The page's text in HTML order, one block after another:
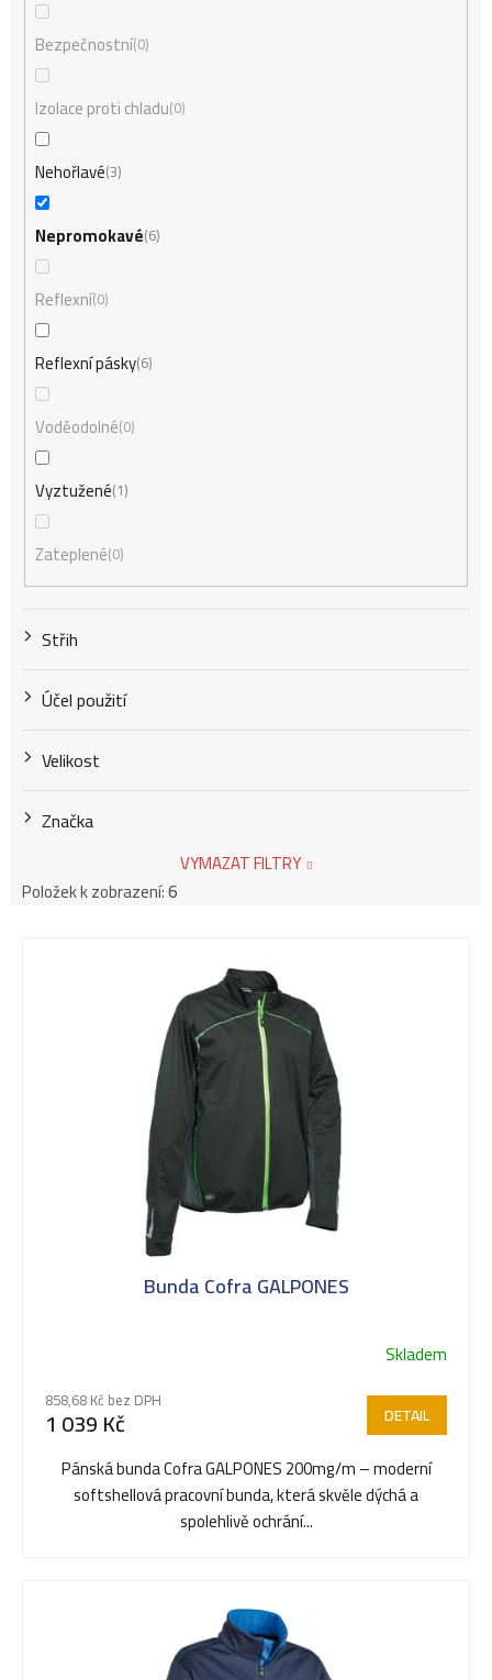
Bezpečnostní0
Izolace proti chladu 0
Nehořlavé 3
Nepromokavé 6
Reflexní0
Reflexní pásky 6
Voděodolné 0
Vyztužené 1
Zateplené 0
Střih
Účel použití
Velikost
Značka
VYMAZAT FILTRY
Položek k zobrazení:6
Bunda Cofra GALPONES
Skladem
858,68 Kč bez DPH
1 039 Kč DETAIL
Pánská bunda Cofra GALPONES 200mg/m – moderní
softshellová pracovní bunda, která skvěle dýchá a
spolehlivě ochrání...